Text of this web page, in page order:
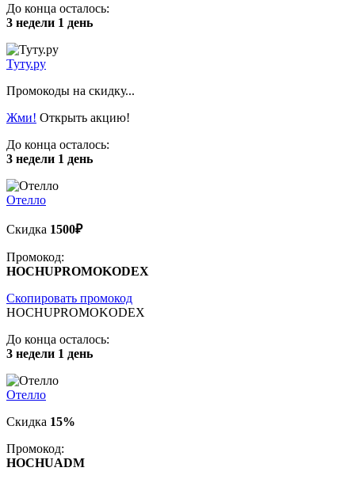
До конца осталось:
3 недели 1 день
Туту.ру
Промокоды на скидку...
Жми! Открыть акцию!
До конца осталось:
3 недели 1 день
Отелло
Скидка 1500₽
Промокод:
HOCHUPROMOKODEX
Скопировать промокод
HOCHUPROMOKODEX
До конца осталось:
3 недели 1 день
Отелло
Скидка 15%
Промокод:
HOCHUADM